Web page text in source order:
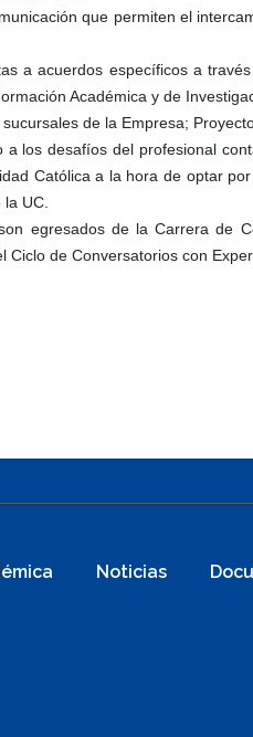
que permiten el
a acuerdos específicos a
Académica y de
de la Empresa;
los desafíos del profesional
Católica a la hora de optar
UC.
egresados de la Carrera de
de Conversatorios con
Noticias